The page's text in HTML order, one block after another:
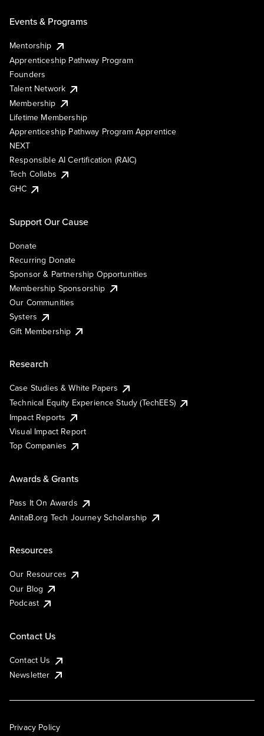
Events & Programs
Mentorship
Apprenticeship Pathway Program
Founders
Talent Network
Membership
Lifetime Membership
Apprenticeship Pathway Program Apprentice
NEXT
Responsible AI Certification (RAIC)
Tech Collabs
GHC
Support Our Cause
Donate
Recurring Donate
Sponsor & Partnership Opportunities
Membership Sponsorship
Our Communities
Systers
Gift Membership
Research
Case Studies & White Papers
Technical Equity Experience Study (TechEES)
Impact Reports
Visual Impact Report
Top Companies
Awards & Grants
Pass It On Awards
AnitaB.org Tech Journey Scholarship
Resources
Our Resources
Our Blog
Podcast
Contact Us
Contact Us
Newsletter
Privacy Policy